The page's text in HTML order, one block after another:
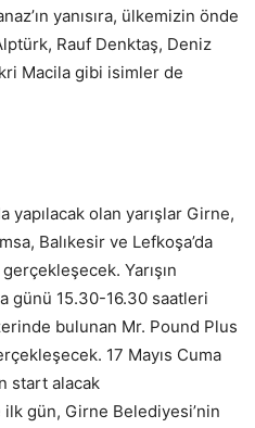
yanısıra, ülkemizin önde
Rauf Denktaş, Deniz
Macila gibi isimler de
yapılacak olan yarışlar Girne,
Balıkesir ve Lefkoşa’da
Yarışın
günü 15.30-16.30 saatleri
bulunan Mr. Pound Plus
17 Mayıs Cuma
start alacak
ilk gün, Girne Belediyesi’nin